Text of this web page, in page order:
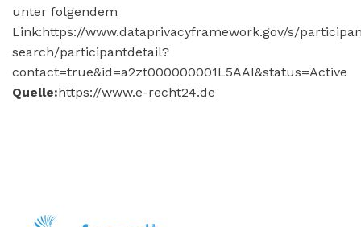
unter folgendem
Link:https://www.dataprivacyframework.gov/s/
search/participantdetail?
contact=true&id=a2zt000000001L5AAI&status=Active
Quelle:https://www.e-recht24.de